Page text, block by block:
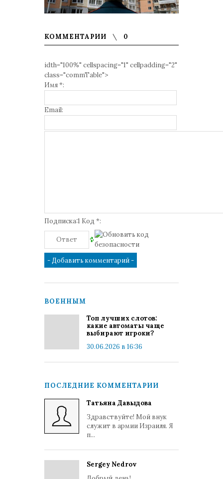
КОММЕНТАРИИ 0
idth="100%" cellspacing="1" cellpadding="2"
class="commTable">
Имя *:
Email:
Подписка:1 Код *:
ВОЕННЫМ
Топ лучших слотов:
какие автоматы чаще
выбирают игроки?
30.06.2026 в 16:36
ПОСЛЕДНИЕ КОММЕНТАРИИ
Татьяна Давыдова
Здравствуйте! Мой внук
служит в армии Израиля. Я
п...
Sergey Nedrov